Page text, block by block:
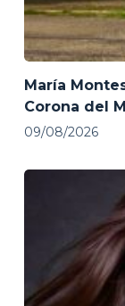
María
Corona del
09/08/2026